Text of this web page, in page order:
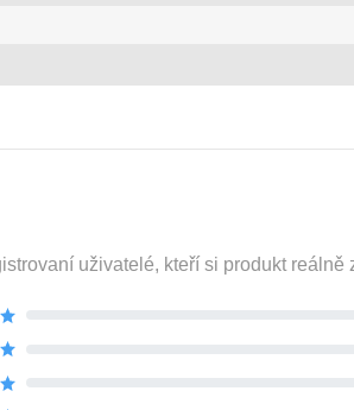
uživatelé, kteří si produkt reálně